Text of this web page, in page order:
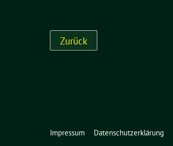
Impressum Datenschutzerklärung